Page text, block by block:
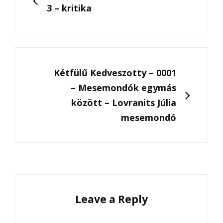
3 – kritika
NEXTKétfülű Kedveszotty – 0001
– Mesemondók egymás
között – Lovranits Júlia
mesemondó
Leave a Reply